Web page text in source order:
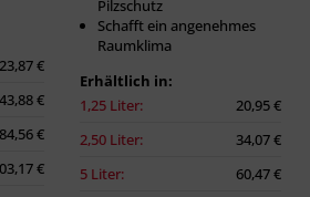
23,87 €
43,88 €
84,56 €
€
Pilzschutz
Schafft ein angenehmes
Raumklima
Erhältlich in:
1,25 Liter:
20,95 €
2,50 Liter:
34,07 €
5 Liter:
60,47 €